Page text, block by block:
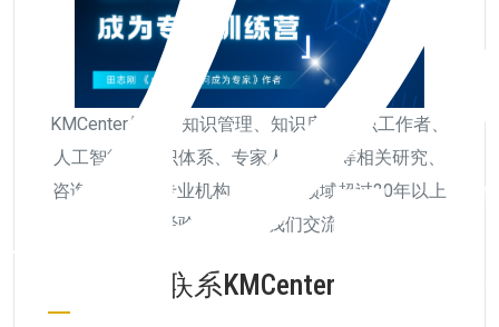
KMCenter是从事知识管理、知识库、知识工作者、
人工智能、知识体系、专家人才培养等相关研究、
咨询和培训的专业机构，拥有该领域超过20年以上
的经验，欢迎与我们交流。
联系KMCenter